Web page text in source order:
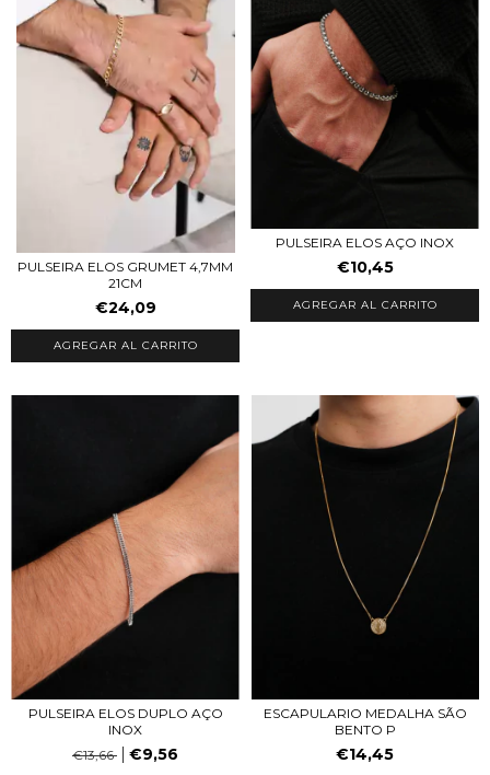
PULSEIRA ELOS GRUMET 4,7MM
21CM
€24,09
AGREGAR AL CARRITO
PULSEIRA ELOS AÇO INOX
€10,45
PULSEIRA ELOS DUPLO AÇO
INOX
€13,66
€9,56
ESCAPULARIO MEDALHA SÃO
BENTO P
€14,45